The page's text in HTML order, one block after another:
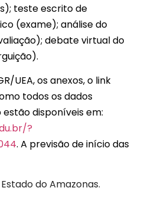
teste escrito de
(exame); análise do
debate virtual do
UEA, os anexos, o link
todos os dados
disponíveis em:
?
. A previsão de início das
do Amazonas.